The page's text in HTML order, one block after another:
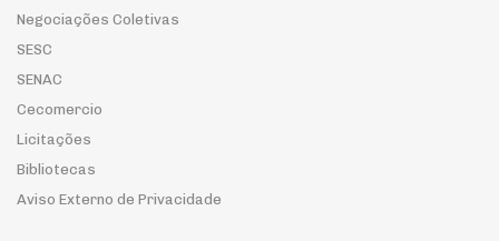
Negociações Coletivas
SESC
SENAC
Cecomercio
Licitações
Bibliotecas
Aviso Externo de Privacidade